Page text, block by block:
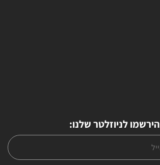
הירשמו לניוזלטר שלנו: